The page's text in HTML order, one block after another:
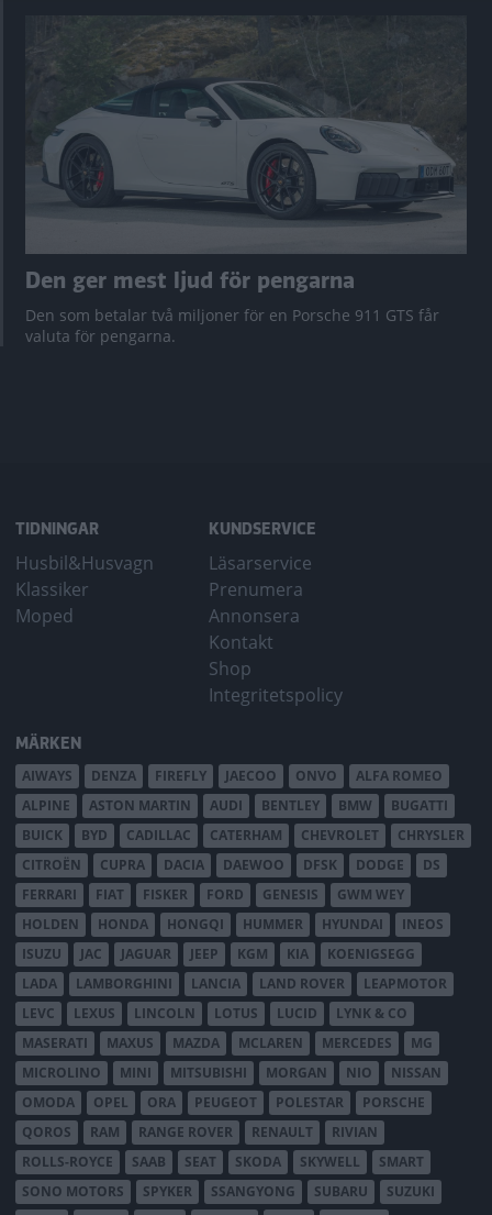
Den ger mest ljud för pengarna
Den som betalar två miljoner för en Porsche 911 GTS får
valuta för pengarna.
TIDNINGAR
Husbil&Husvagn
Klassiker
Moped
KUNDSERVICE
Läsarservice
Prenumera
Annonsera
Kontakt
Shop
Integritetspolicy
MÄRKEN
AIWAYS DENZA FIREFLY JAECOO ONVO
ALFA ROMEO
ALPINE
ASTON MARTIN AUDI BENTLEY BMW
BUGATTI
BUICK
BYD CADILLAC CATERHAM CHEVROLET
CHRYSLER
CITROËN
CUPRA DACIA DAEWOO DFSK DODGE
DS
FERRARI
FIAT FISKER FORD GENESIS
GWM WEY
HOLDEN
HONDA HONGQI HUMMER HYUNDAI
INEOS
ISUZU
JAC JAGUAR JEEP KGM KIA
KOENIGSEGG
LADA
LAMBORGHINI LANCIA LAND ROVER
LEAPMOTOR
LEVC
LEXUS LINCOLN LOTUS LUCID
LYNK & CO
MASERATI
MAXUS MAZDA MCLAREN MERCEDES
MG
MICROLINO
MINI MITSUBISHI MORGAN NIO
NISSAN
OMODA
OPEL ORA PEUGEOT POLESTAR
PORSCHE
QOROS
RAM RANGE ROVER RENAULT
RIVIAN
ROLLS-ROYCE
SAAB SEAT SKODA SKYWELL
SMART
SONO MOTORS
SPYKER SSANGYONG SUBARU
SUZUKI